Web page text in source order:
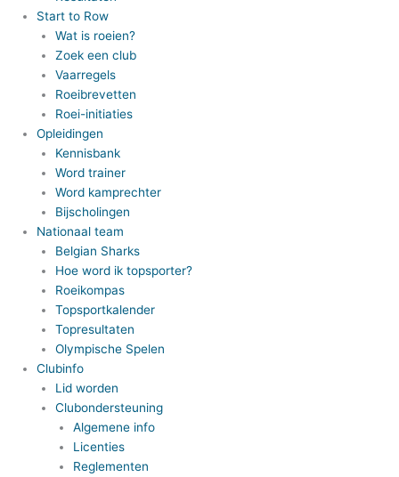
Start to Row
Wat is roeien?
Zoek een club
Vaarregels
Roeibrevetten
Roei-initiaties
Opleidingen
Kennisbank
Word trainer
Word kamprechter
Bijscholingen
Nationaal team
Belgian Sharks
Hoe word ik topsporter?
Roeikompas
Topsportkalender
Topresultaten
Olympische Spelen
Clubinfo
Lid worden
Clubondersteuning
Algemene info
Licenties
Reglementen